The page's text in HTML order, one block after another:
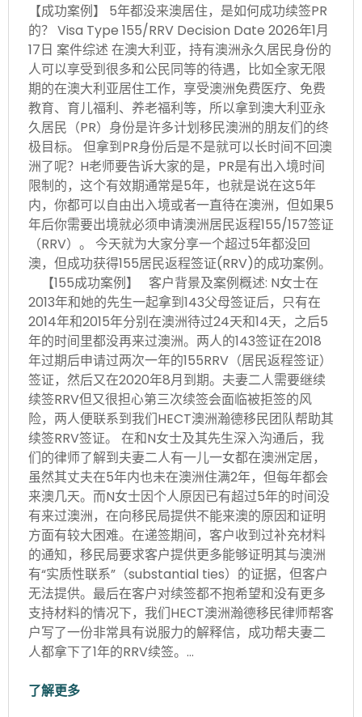
【成功案例】 5年都没来澳居住，是如何成功续签PR
的？ Visa Type 155/RRV Decision Date 2026年1月
17日 案件综述 在澳大利亚，持有澳洲永久居民身份的
人可以享受到很多和公民同等的待遇，比如全家无限
期的在澳大利亚居住工作，享受澳洲免费医疗、免费
教育、育儿福利、养老福利等，所以拿到澳大利亚永
久居民（PR）身份是许多计划移民澳洲的朋友们的终
极目标。 但拿到PR身份后是不是就可以长时间不回澳
洲了呢？H老师要告诉大家的是，PR是有出入境时间
限制的，这个有效期通常是5年，也就是说在这5年
内，你都可以自由出入境或者一直待在澳洲，但如果5
年后你需要出境就必须申请澳洲居民返程155/157签证
（RRV）。 今天就为大家分享一个超过5年都没回
澳，但成功获得155居民返程签证(RRV)的成功案例。
【155成功案例】 客户背景及案例概述: N女士在
2013年和她的先生一起拿到143父母签证后，只有在
2014年和2015年分别在澳洲待过24天和14天，之后5
年的时间里都没再来过澳洲。两人的143签证在2018
年过期后申请过两次一年的155RRV（居民返程签证）
签证，然后又在2020年8月到期。夫妻二人需要继续
续签RRV但又很担心第三次续签会面临被拒签的风
险，两人便联系到我们HECT澳洲瀚德移民团队帮助其
续签RRV签证。 在和N女士及其先生深入沟通后，我
们的律师了解到夫妻二人有一儿一女都在澳洲定居，
虽然其丈夫在5年内也未在澳洲住满2年，但每年都会
来澳几天。而N女士因个人原因已有超过5年的时间没
有来过澳洲，在向移民局提供不能来澳的原因和证明
方面有较大困难。在递签期间，客户收到过补充材料
的通知，移民局要求客户提供更多能够证明其与澳洲
有“实质性联系”（substantial ties）的证据，但客户
无法提供。最后在客户对续签都不抱希望和没有更多
支持材料的情况下，我们HECT澳洲瀚德移民律师帮客
户写了一份非常具有说服力的解释信，成功帮夫妻二
人都拿下了1年的RRV续签。…
了解更多